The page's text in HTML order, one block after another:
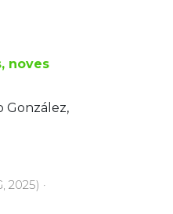
noves
González,
2025) ·